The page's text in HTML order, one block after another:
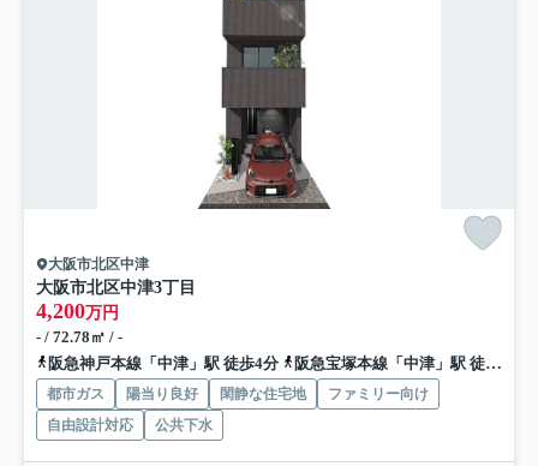
大阪市北区中津
大阪市北区中津3丁目
4,200万円
- / 72.78㎡ / -
阪急神戸本線「中津」駅 徒歩4分
阪急宝塚本線「中津」駅 徒歩4分
都市ガス 陽当り良好 閑静な住宅地
ファミリー向け
自由設計対応
公共下水